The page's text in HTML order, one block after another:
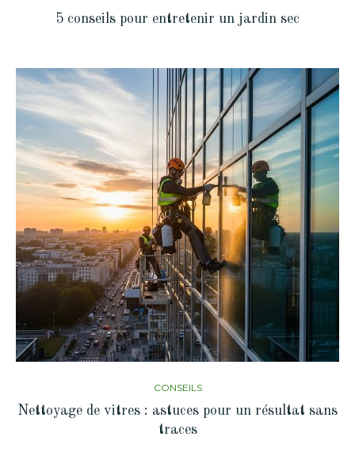
5 conseils pour entretenir un jardin sec
CONSEILS
Nettoyage de vitres : astuces pour un résultat sans
traces